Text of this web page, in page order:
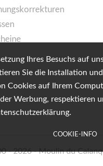
Ihres Besuchs auf
Sie die Installation
Cookies auf Ihrem
Werbung, respektieren
COOKIE-INFO
- 2026 - Moulin du